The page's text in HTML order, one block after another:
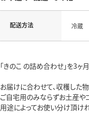
配送方法 冷蔵
「きのこ の詰め合わせ」を3ヶ
お届けに合わせて、収穫した
ご自宅用のみならずお土産や
用途によってお使い分け頂け